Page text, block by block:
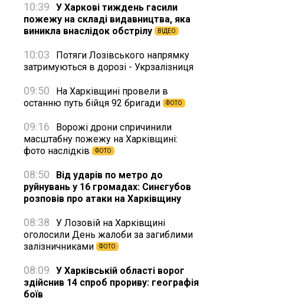
10:39
У Харкові тиждень гасили
пожежу на складі видавництва, яка
виникла внаслідок обстрілу
ВІДЕО
10:03
Потяги Лозівського напрямку
затримуються в дорозі - Укрзалізниця
09:50
На Харківщині провели в
останню путь бійця 92 бригади
ФОТО
09:16
Ворожі дрони спричинили
масштабну пожежу на Харківщині:
фото наслідків
ФОТО
08:50
Від ударів по метро до
руйнувань у 16 громадах: Синєгубов
розповів про атаки на Харківщину
08:38
У Лозовій на Харківщині
оголосили День жалоби за загиблими
залізничниками
ФОТО
08:09
У Харківській області ворог
здійснив 14 спроб прориву: географія
боїв